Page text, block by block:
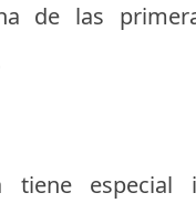
de las
tiene especial